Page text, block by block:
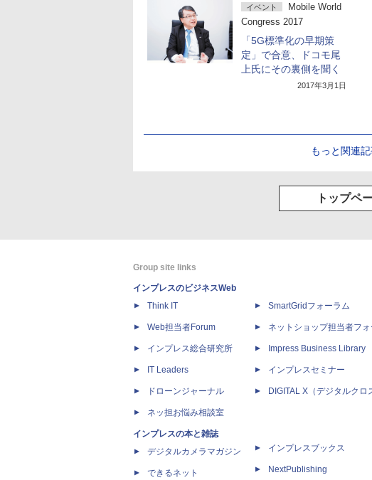
イベント
Mobile World
Congress 2017
「5G標準化の早期策
定」で合意、ドコモ尾
上氏にその裏側を聞く
2017年3月1日
もっと関連
トップペ
Group site links
インプレスのビジネスWeb
Think IT
Web担当者Forum
インプレス総合研究所
IT Leaders
ドローンジャーナル
ネッ担お悩み相談室
インプレスの本と雑誌
デジタルカメラマガジン
できるネット
SmartGridフォーラム
ネットショップ担当者フ
Impress Business Library
インプレスセミナー
DIGITAL X（デジタルクロ
インプレスブックス
NextPublishing